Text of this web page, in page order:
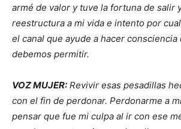
armé de valor y tuve la fortuna de salir
reestructura a mi vida e intento por
el canal que ayude a hacer
debemos permitir.
VOZ MUJER: Revivir esas pesadillas
con el fin de perdonar. Perdonarme a
pensar que fue mi culpa al ir con ese